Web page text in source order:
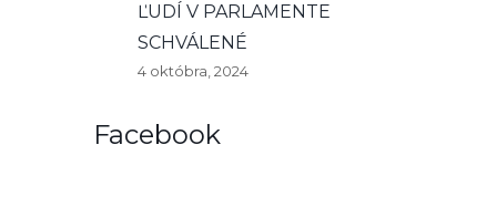
ĽUDÍ V PARLAMENTE
SCHVÁLENÉ
4 októbra, 2024
Facebook